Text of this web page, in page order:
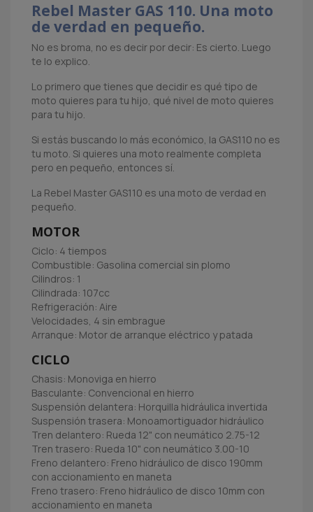
Rebel Master GAS 110. Una moto
de verdad en pequeño.
No es broma, no es decir por decir: Es cierto. Luego
te lo explico.
Lo primero que tienes que decidir es qué tipo de
moto quieres para tu hijo, qué nivel de moto quieres
para tu hijo.
Si estás buscando lo más económico, la GAS110 no es
tu moto. Si quieres una moto realmente completa
pero en pequeño, entonces sí.
La Rebel Master GAS110 es una moto de verdad en
pequeño.
MOTOR
Ciclo: 4 tiempos
Combustible: Gasolina comercial sin plomo
Cilindros: 1
Cilindrada: 107cc
Refrigeración: Aire
Velocidades, 4 sin embrague
Arranque: Motor de arranque eléctrico y patada
CICLO
Chasis: Monoviga en hierro
Basculante: Convencional en hierro
Suspensión delantera: Horquilla hidráulica invertida
Suspensión trasera: Monoamortiguador hidráulico
Tren delantero: Rueda 12" con neumático 2.75-12
Tren trasero: Rueda 10" con neumático 3.00-10
Freno delantero: Freno hidráulico de disco 190mm
con accionamiento en maneta
Freno trasero: Freno hidráulico de disco 10mm con
accionamiento en maneta